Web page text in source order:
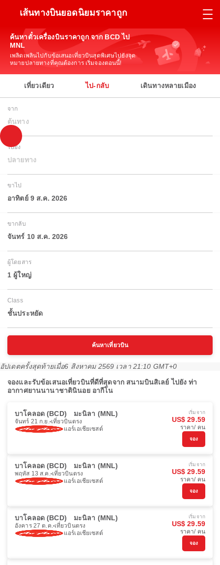
เส้นทางบินยอดนิยมราคาถูก
ค้นหาตั๋วเครื่องบินราคาถูก จาก BCD ไป
MNL
เพลิดเพลินไปกับข้อเสนอเที่ยวบินสุดพิเศษไปยังจุด
หมายปลายทางที่คุณต้องการ เริ่มจองตอนนี้!
เที่ยวเดียว ไป-กลับ เดินทางหลายเมือง
จาก
ต้นทาง
ไปยัง
ปลายทาง
ขาไป
อาทิตย์ 9 ส.ค. 2026
ขากลับ
จันทร์ 10 ส.ค. 2026
ผู้โดยสาร
1 ผู้ใหญ่
Class
ชั้นประหยัด
ค้นหาเที่ยวบิน
อัปเดตครั้งสุดท้ายเมื่อ6 สิงหาคม 2569 เวลา 21:10 GMT+0
จองและรับข้อเสนอเที่ยวบินที่ดีที่สุดจาก สนามบินสิเลย์ ไปยัง ท่า
อากาศยานนานาชาตินินอย อากีโน
บาโคลอด (BCD) มะนิลา (MNL)
จันทร์ 21 ก.ย. เที่ยวบินตรง
แอร์เอเชียเซสต์
เริ่มจาก
US$ 29.59
ราคา/ คน
จอง
บาโคลอด (BCD) มะนิลา (MNL)
พฤหัส 13 ส.ค. เที่ยวบินตรง
แอร์เอเชียเซสต์
เริ่มจาก
US$ 29.59
ราคา/ คน
จอง
บาโคลอด (BCD) มะนิลา (MNL)
อังคาร 27 ต.ค. เที่ยวบินตรง
แอร์เอเชียเซสต์
เริ่มจาก
US$ 29.59
ราคา/ คน
จอง